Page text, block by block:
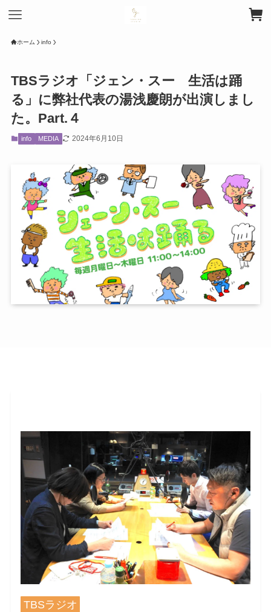
ホーム info
TBSラジオ「ジェン・スー 生活は踊
る」に弊社代表の湯浅慶朗が出演しまし
た。Part.４
info MEDIA 2024年6月10日
TBSラジオ